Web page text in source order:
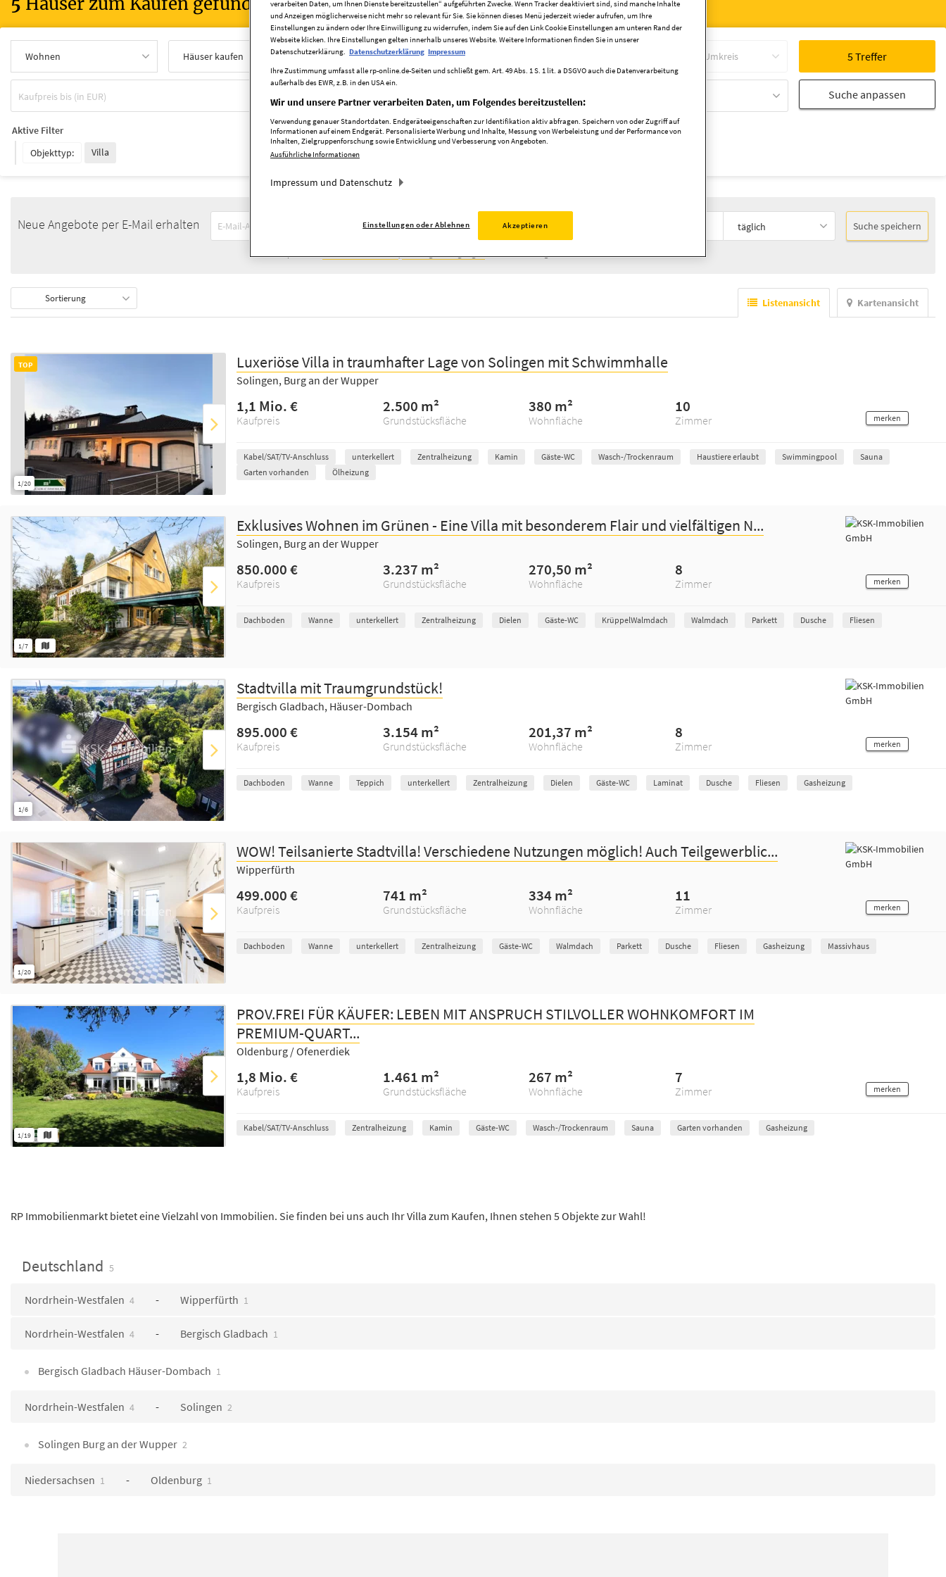
Wohnen Häuser kaufen Umkreis
Wohnfläche Zimmer Suche anpassen
Aktive Filter
Objekttyp:
Villa
Neue Angebote per E-Mail erhalten täglich Suche speichern
Ich akzeptiere dieDatenschutzrichtlinie,Nutzungsbedingungenund Verwendung von Cookies von RP Immobilienmarkt.
Sortierung Kartenansicht
Listenansicht
TOP
1/20
Luxeriöse Villa in traumhafter Lage von Solingen mit Schwimmhalle
Solingen, Burg an der Wupper
Kaufpreis
1,1 Mio. €
Grundstücksfläche
2.500 m²
Wohnfläche
380 m²
Zimmer
10
merken
Kabel/SAT/TV-Anschluss unterkellert Zentralheizung Kamin Gäste-WC Wasch-/Trockenraum Haustiere erlaubt Swimmingpool
Sauna
Garten vorhanden
Ölheizung
1/7
Exklusives Wohnen im Grünen - Eine Villa mit besonderem Flair und vielfältigen N...
Solingen, Burg an der Wupper
Kaufpreis
850.000 €
Grundstücksfläche
3.237 m²
Wohnfläche
270,50 m²
Zimmer
8
merken
Dachboden Wanne unterkellert Zentralheizung Dielen Gäste-WC KrüppelWalmdach Walmdach Parkett Dusche Fliesen
1/6
Stadtvilla mit Traumgrundstück!
Bergisch Gladbach, Häuser-Dombach
Kaufpreis
895.000 €
Grundstücksfläche
3.154 m²
Wohnfläche
201,37 m²
Zimmer
8
merken
Dachboden Wanne Teppich unterkellert Zentralheizung Dielen Gäste-WC Laminat Dusche Fliesen Gasheizung
1/20
WOW! Teilsanierte Stadtvilla! Verschiedene Nutzungen möglich! Auch Teilgewerblic...
Wipperfürth
Kaufpreis
499.000 €
Grundstücksfläche
741 m²
Wohnfläche
334 m²
Zimmer
11
merken
Dachboden Wanne unterkellert Zentralheizung Gäste-WC Walmdach Parkett Dusche Fliesen Gasheizung Massivhaus
1/19
PROV.FREI FÜR KÄUFER: LEBEN MIT ANSPRUCH STILVOLLER WOHNKOMFORT IM
PREMIUM-QUART...
Oldenburg / Ofenerdiek
Kaufpreis
1,8 Mio. €
Grundstücksfläche
1.461 m²
Wohnfläche
267 m²
Zimmer
7
merken
Kabel/SAT/TV-Anschluss Zentralheizung Kamin Gäste-WC Wasch-/Trockenraum Sauna Garten vorhanden Gasheizung
RP Immobilienmarkt bietet eine Vielzahl von Immobilien. Sie finden bei uns auch Ihr Villa zum Kaufen, Ihnen stehen 5 Objekte zur Wahl!
Deutschland 5
Nordrhein-Westfalen 4 Wipperfürth 1
Nordrhein-Westfalen 4 Bergisch Gladbach 1
Bergisch Gladbach Häuser-Dombach 1
Nordrhein-Westfalen 4 Solingen 2
Solingen Burg an der Wupper 2
Niedersachsen 1 Oldenburg 1
verarbeiten Daten, um Ihnen Dienste bereitzustellen“ aufgeführten Zwecke. Wenn Tracker deaktiviert sind, sind manche Inhalte
und Anzeigen möglicherweise nicht mehr so relevant für Sie. Sie können dieses Menü jederzeit wieder aufrufen, um Ihre
Einstellungen zu ändern oder Ihre Einwilligung zu widerrufen, indem Sie auf den Link Cookie Einstellungen am unteren Rand der
Webseite klicken. Ihre Einstellungen gelten innerhalb unseres Website. Weitere Informationen finden Sie in unserer
Datenschutzerklärung. Datenschutzerklärung Impressum
Ihre Zustimmung umfasst alle rp-online.de-Seiten und schließt gem. Art. 49 Abs. 1 S. 1 lit. a DSGVO auch die Datenverarbeitung
außerhalb des EWR, z.B. in den USA ein.
Wir und unsere Partner verarbeiten Daten, um Folgendes bereitzustellen:
Verwendung genauer Standortdaten. Endgeräteeigenschaften zur Identifikation aktiv abfragen. Speichern von oder Zugriff auf
Informationen auf einem Endgerät. Personalisierte Werbung und Inhalte, Messung von Werbeleistung und der Performance von
Inhalten, Zielgruppenforschung sowie Entwicklung und Verbesserung von Angeboten.
Ausführliche Informationen
Impressum und Datenschutz
Einstellungen oder Ablehnen Akzeptieren